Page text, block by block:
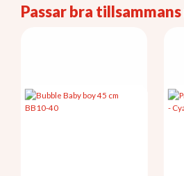
Passar bra